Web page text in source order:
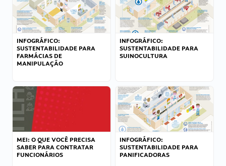
INFOGRÁFICO:
SUSTENTABILIDADE PARA
FARMÁCIAS DE
MANIPULAÇÃO
INFOGRÁFICO:
SUSTENTABILIDADE PARA
SUINOCULTURA
MEI: O QUE VOCÊ PRECISA
SABER PARA CONTRATAR
FUNCIONÁRIOS
INFOGRÁFICO:
SUSTENTABILIDADE PARA
PANIFICADORAS